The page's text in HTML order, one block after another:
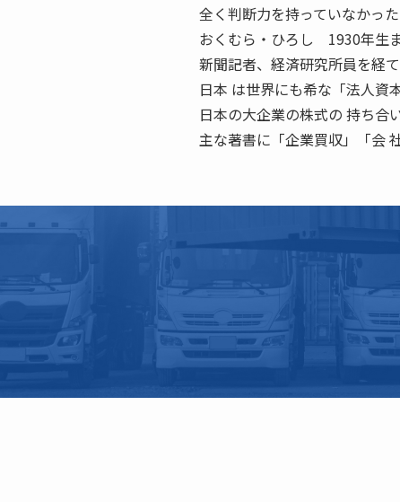
全く判断力を持っていなかった
おくむら・ひろし 1930年生ま
新聞記者、経済研究所員を経
日本 は世界にも希な「法人資
日本の大企業の株式の 持ち合
主な著書に「企業買収」「会